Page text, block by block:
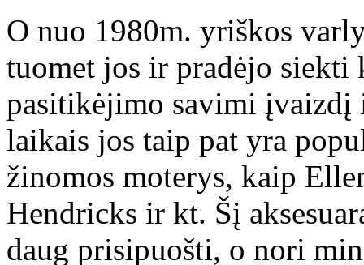
O nuo 1980m. yriškos
tuomet jos ir pradėjo siekti
pasitikėjimo savimi
laikais jos taip pat yra
žinomos moterys, kaip
Hendricks ir kt. Šį
daug prisipuošti, o nori